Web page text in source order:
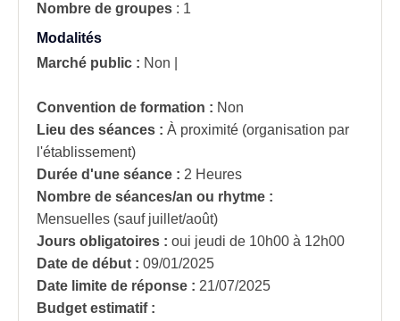
Nombre de groupes : 1
Modalités
Marché public : Non
Convention de formation : Non
Lieu des séances : À proximité (organisation par
l'établissement)
Durée d'une séance : 2 Heures
Nombre de séances/an ou rhytme :
Mensuelles (sauf juillet/août)
Jours obligatoires : oui jeudi de 10h00 à 12h00
Date de début : 09/01/2025
Date limite de réponse : 21/07/2025
Budget estimatif :